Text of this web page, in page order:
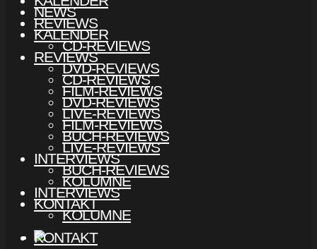
REVIEWS
CD-REVIEWS
DVD-REVIEWS
FILM-REVIEWS
LIVE-REVIEWS
BUCH-REVIEWS
INTERVIEWS
KOLUMNE
KONTAKT
NEWS
KALENDER
REVIEWS
CD-REVIEWS
DVD-REVIEWS
FILM-REVIEWS
LIVE-REVIEWS
BUCH-REVIEWS
INTERVIEWS
KOLUMNE
KONTAKT